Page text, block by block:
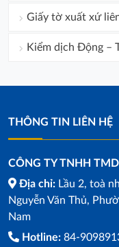
Giấy tờ xuất xứ
Kiểm dịch Động –
THÔNG TIN LIÊN HỆ
CÔNG TY TNHH
Địa chỉ: Lầu 2, toà
Nguyễn Văn Thủ,
Nam
Hotline: 84-